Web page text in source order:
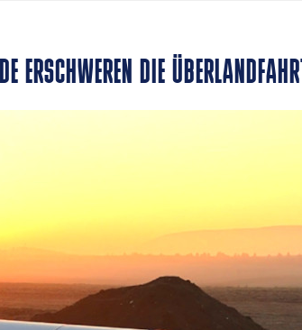
ERSCHWEREN DIE